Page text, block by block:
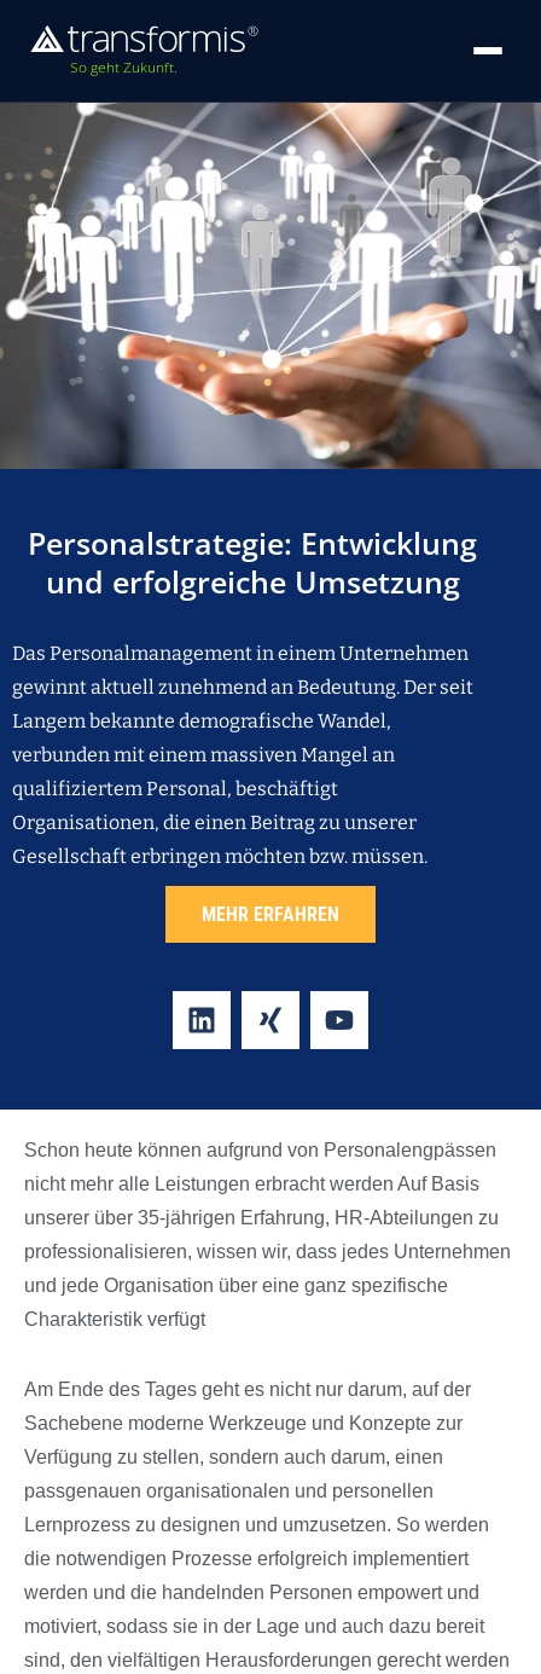
So geht Zukunft.
Personalstrategie: Entwicklung
und erfolgreiche Umsetzung
Das Personalmanagement in einem Unternehmen
gewinnt aktuell zunehmend an Bedeutung. Der seit
Langem bekannte demografische Wandel,
verbunden mit einem massiven Mangel an
qualifiziertem Personal, beschäftigt
Organisationen, die einen Beitrag zu unserer
Gesellschaft erbringen möchten bzw. müssen.
MEHR ERFAHREN
Schon heute können aufgrund von Personalengpässen
nicht mehr alle Leistungen erbracht werden Auf Basis
unserer über 35-jährigen Erfahrung, HR-Abteilungen zu
professionalisieren, wissen wir, dass jedes Unternehmen
und jede Organisation über eine ganz spezifische
Charakteristik verfügt
Am Ende des Tages geht es nicht nur darum, auf der
Sachebene moderne Werkzeuge und Konzepte zur
Verfügung zu stellen, sondern auch darum, einen
passgenauen organisationalen und personellen
Lernprozess zu designen und umzusetzen. So werden
die notwendigen Prozesse erfolgreich implementiert
werden und die handelnden Personen empowert und
motiviert, sodass sie in der Lage und auch dazu bereit
sind, den vielfältigen Herausforderungen gerecht werden